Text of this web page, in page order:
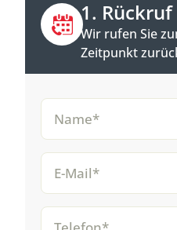
1.
Wir rufen Sie
Zeitpunkt